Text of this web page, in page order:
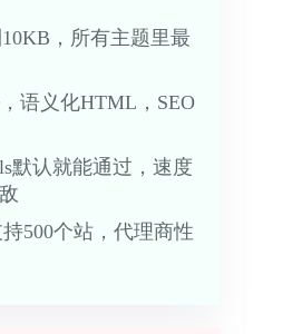
，所有主题里最
语义化HTML，SEO
默认就能通过，速度
500个站，代理商性